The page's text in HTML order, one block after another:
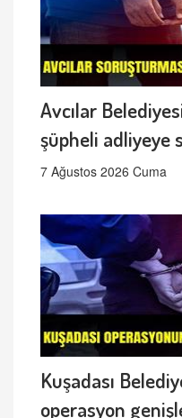
Avcılar
şüpheli adliyeye
7 Ağustos 2026 Cuma
Kuşadası
operasyon